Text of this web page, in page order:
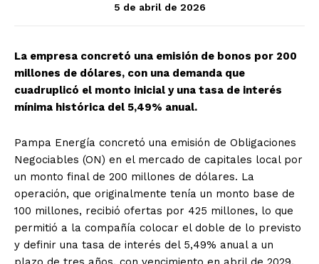
5 de abril de 2026
La empresa concretó una emisión de bonos por 200
millones de dólares, con una demanda que
cuadruplicó el monto inicial y una tasa de interés
mínima histórica del 5,49% anual.
Pampa Energía concretó una emisión de Obligaciones
Negociables (ON) en el mercado de capitales local por
un monto final de 200 millones de dólares. La
operación, que originalmente tenía un monto base de
100 millones, recibió ofertas por 425 millones, lo que
permitió a la compañía colocar el doble de lo previsto
y definir una tasa de interés del 5,49% anual a un